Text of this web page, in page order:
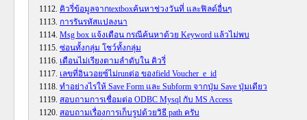
คิวรี่ข้อมูลจากtextboxค้นหาช่วงวันที่ และฟิลด์อื่นๆ
การรันรหัสแปลงนา
Msg box แจ้งเตือน กรณีค้นหาด้วย Keyword แล้วไม่พบ
ซ่อนทั้งกลุ่ม โชว์ทั้งกลุ่ม
เดือนไม่เรียงตามลำดับใน คิวรี่
เลขที่อินวอยซ์ไม่runต่อ ของfield Voucher_e_id
ทำอย่างไรให้ Save Form และ Subform จากปุ่ม Save ปุ่มเดียว
สอบถามการเชื่อมต่อ ODBC Mysql กับ MS Access
สอบถามเรื่องการเก็บรูปด้วยวิธี path ครับ